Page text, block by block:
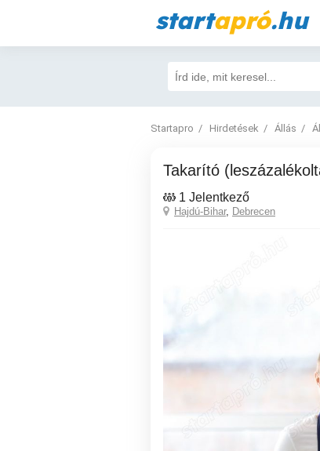
startapró.hu
Startapro Hirdetések Állás
Takarító
1 Jelentkező
Hajdú-Bihar, Debrecen